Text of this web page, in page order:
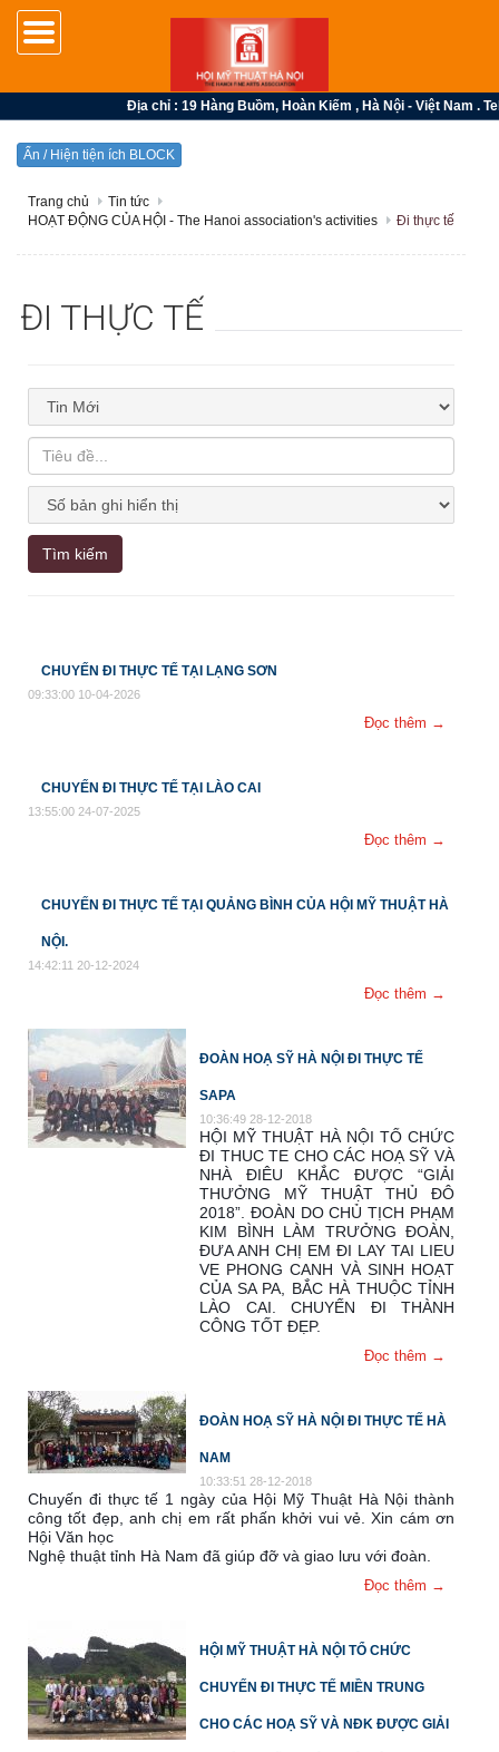
Địa chỉ : 19 Hàng Buồm, Hoàn Kiếm , Hà Nội - Việt Nam .
Ẩn / Hiện tiện ích BLOCK
Trang chủ
Tin tức
HOẠT ĐỘNG CỦA HỘI - The Hanoi association's activities
Đi thực tế
ĐI THỰC TẾ
Tìm kiếm
CHUYẾN ĐI THỰC TẾ TẠI LẠNG SƠN
09:33:00 10-04-2026
Đọc thêm →
CHUYẾN ĐI THỰC TẾ TẠI LÀO CAI
13:55:00 24-07-2025
Đọc thêm →
CHUYẾN ĐI THỰC TẾ TẠI QUẢNG BÌNH CỦA HỘI MỸ THUẬT HÀ
NỘI.
14:42:11 20-12-2024
Đọc thêm →
ĐOÀN HOẠ SỸ HÀ NỘI ĐI THỰC TẾ
SAPA
10:36:49 28-12-2018
HỘI MỸ THUẬT HÀ NỘI TỔ CHỨC
ĐI THUC TE CHO CÁC HOẠ SỸ VÀ
NHÀ ĐIÊU KHẮC ĐƯỢC “GIẢI
THƯỞNG MỸ THUẬT THỦ ĐÔ
2018”. ĐOÀN DO CHỦ TỊCH PHẠM
KIM BÌNH LÀM TRƯỞNG ĐOÀN,
ĐƯA ANH CHỊ EM ĐI LAY TAI LIEU
VE PHONG CANH VÀ SINH HOẠT
CỦA SA PA, BẮC HÀ THUỘC TỈNH
LÀO CAI. CHUYẾN ĐI THÀNH
CÔNG TỐT ĐẸP.
Đọc thêm →
ĐOÀN HOẠ SỸ HÀ NỘI ĐI THỰC TẾ HÀ
NAM
10:33:51 28-12-2018
Chuyến đi thực tế 1 ngày của Hội Mỹ Thuật Hà Nội thành
công tốt đẹp, anh chị em rất phấn khởi vui vẻ. Xin cám ơn
Hội Văn học
Nghệ thuật tỉnh Hà Nam đã giúp đỡ và giao lưu với đoàn.
Đọc thêm →
HỘI MỸ THUẬT HÀ NỘI TỔ CHỨC
CHUYẾN ĐI THỰC TẾ MIỀN TRUNG
CHO CÁC HOẠ SỸ VÀ NĐK ĐƯỢC GIẢI